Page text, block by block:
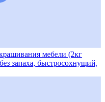
мебели (2кг
запаха, быстросохнущий,